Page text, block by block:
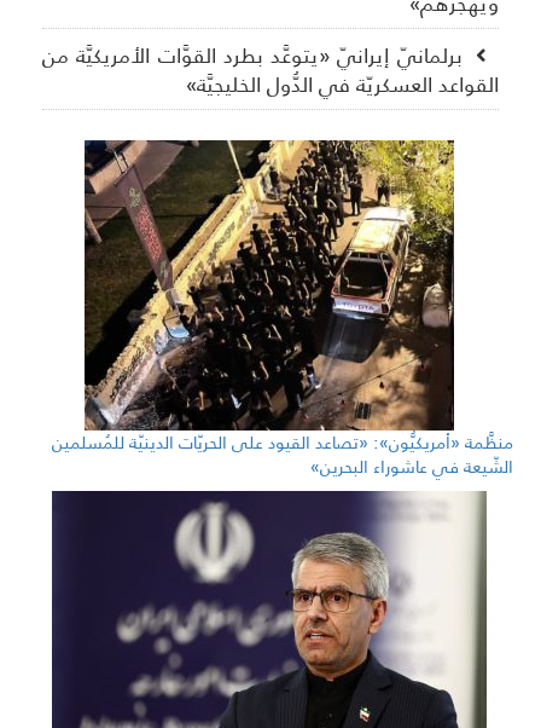
برلمانيّ إيرانيّ «يتوعَّد بطرد القوَّات الأمريكيَّة من
القواعد العسكريّة في الدُّول الخليجيَّة»
منظَّمة «أمريكيُّون»: «تصاعد القيود على الحريّات الدينيّة للمُسلمين
الشّيعة في عاشوراء البحرين»